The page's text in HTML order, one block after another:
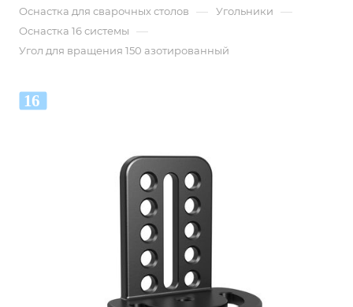
Оснастка для сварочных столов — Угольники —
Оснастка 16 системы —
Угол для вращения 150 азотированный